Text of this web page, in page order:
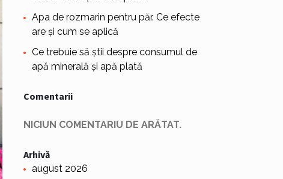
Apa de rozmarin pentru păr. Ce efecte
are și cum se aplică
Ce trebuie să știi despre consumul de
apă minerală și apă plată
Comentarii
NICIUN COMENTARIU DE ARĂTAT.
Arhivă
august 2026